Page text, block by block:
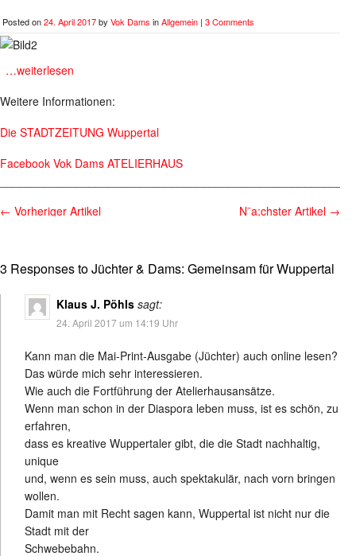
Posted on24. April 2017by Vok Dams inAllgemein | 3 Comments
…weiterlesen
Weitere Informationen:
Die STADTZEITUNG Wuppertal
Facebook Vok Dams ATELIERHAUS
← Vorheriger Artikel N¨a;chster Artikel →
3 Responses to Jüchter & Dams: Gemeinsam für Wuppertal
Klaus J. Pöhls sagt:
24. April 2017 um 14:19 Uhr
Kann man die Mai-Print-Ausgabe (Jüchter) auch online lesen?
Das würde mich sehr interessieren.
Wie auch die Fortführung der Atelierhausansätze.
Wenn man schon in der Diaspora leben muss, ist es schön, zu
erfahren,
dass es kreative Wuppertaler gibt, die die Stadt nachhaltig,
unique
und, wenn es sein muss, auch spektakulär, nach vorn bringen
wollen.
Damit man mit Recht sagen kann, Wuppertal ist nicht nur die
Stadt mit der
Schwebebahn.